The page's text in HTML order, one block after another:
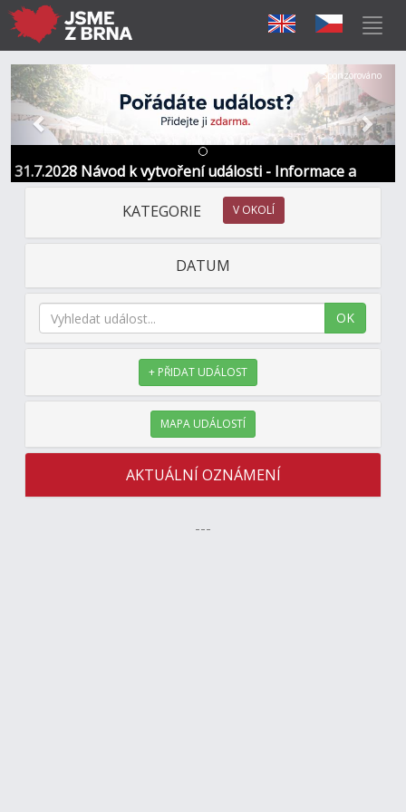
31.7.2028 Návod k vytvoření události - Informace a
kontakt
Předchozí Další
Sponzorováno
KATEGORIE V OKOLÍ
DATUM
OK
+ PŘIDAT UDÁLOST
MAPA UDÁLOSTÍ
AKTUÁLNÍ OZNÁMENÍ
---